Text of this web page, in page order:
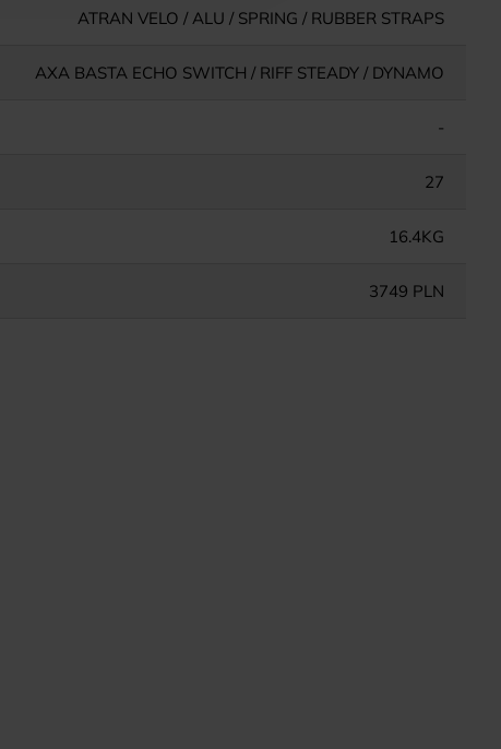
ATRAN VELO / ALU / SPRING / RUBBER STRAPS
AXA BASTA ECHO SWITCH / RIFF STEADY / DYNAMO
-
27
16.4KG
3749 PLN